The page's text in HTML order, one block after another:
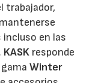
trabajador,
en las
KASK responde
gamaWinter